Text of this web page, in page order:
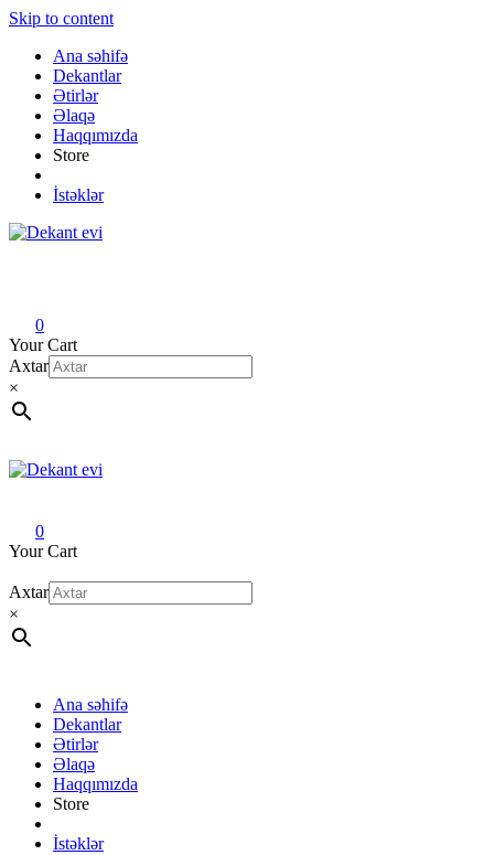
Skip to content
Ana səhifə
Dekantlar
Ətirlər
Əlaqə
Haqqımızda
Store
İstəklər
0
Your Cart
Axtar
×
0
Your Cart
Axtar
×
Ana səhifə
Dekantlar
Ətirlər
Əlaqə
Haqqımızda
Store
İstəklər